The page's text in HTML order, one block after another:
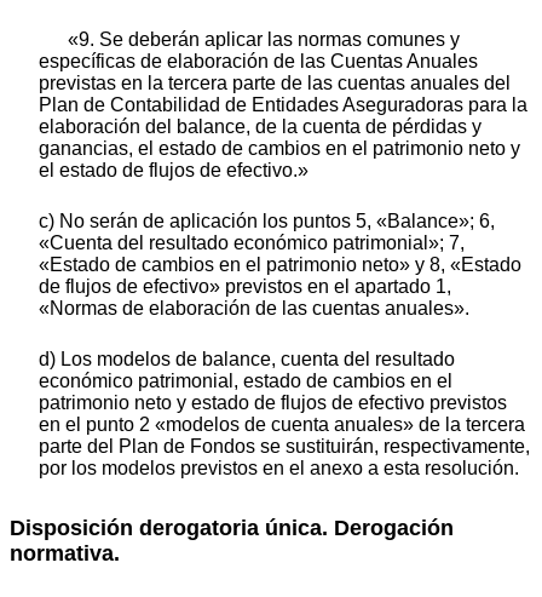
«9. Se deberán aplicar las normas comunes y
específicas de elaboración de las Cuentas Anuales
previstas en la tercera parte de las cuentas anuales del
Plan de Contabilidad de Entidades Aseguradoras para la
elaboración del balance, de la cuenta de pérdidas y
ganancias, el estado de cambios en el patrimonio neto y
el estado de flujos de efectivo.»
c) No serán de aplicación los puntos 5, «Balance»; 6,
«Cuenta del resultado económico patrimonial»; 7,
«Estado de cambios en el patrimonio neto» y 8, «Estado
de flujos de efectivo» previstos en el apartado 1,
«Normas de elaboración de las cuentas anuales».
d) Los modelos de balance, cuenta del resultado
económico patrimonial, estado de cambios en el
patrimonio neto y estado de flujos de efectivo previstos
en el punto 2 «modelos de cuenta anuales» de la tercera
parte del Plan de Fondos se sustituirán, respectivamente,
por los modelos previstos en el anexo a esta resolución.
Disposición derogatoria única. Derogación
normativa.